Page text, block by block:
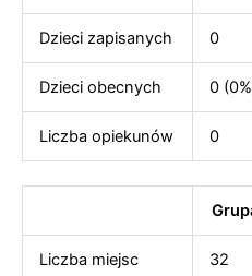
Dzieci zapisanych 0
Dzieci obecnych 0
Liczba opiekunów 0
Liczba miejsc 32